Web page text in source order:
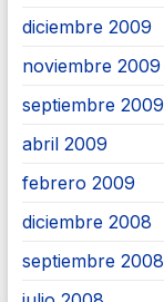
diciembre 2009
noviembre 2009
septiembre 2009
abril 2009
febrero 2009
diciembre 2008
septiembre 2008